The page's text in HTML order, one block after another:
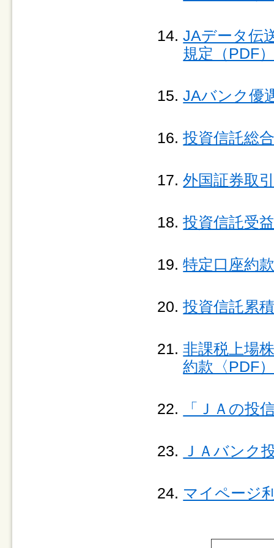
JAデータ伝
規定（PDF
JAバンク優
投資信託総
外国証券取
投資信託受
特定口座約
投資信託累
非課税上場
約款〈PDF
「ＪＡの投
ＪＡバンク
マイページ